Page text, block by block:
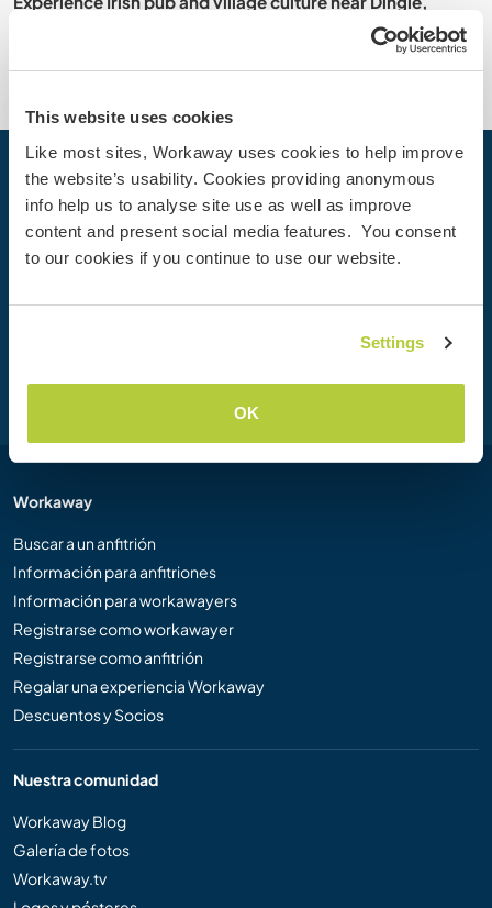
This website uses cookies
Like most sites, Workaway uses cookies to help improve
the website’s usability. Cookies providing anonymous
info help us to analyse site use as well as improve
content and present social media features. You consent
to our cookies if you continue to use our website.
Settings
OK
Tu próxima aventura empieza hoy
Únete hoy mismo a la comunidad de Workaway para
desbloquear experiencias de viaje únicas, con más de 50
Workaway
Buscar a un anfitrión
Información para anfitriones
Información para workawayers
Registrarse como workawayer
Registrarse como anfitrión
Regalar una experiencia Workaway
Descuentos y Socios
Nuestra comunidad
Workaway Blog
Galería de fotos
Workaway.tv